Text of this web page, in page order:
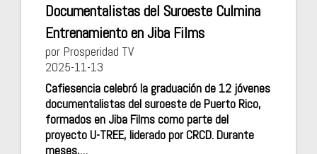
Documentalistas del Suroeste Culmina
Entrenamiento en Jiba Films
por Prosperidad TV
2025-11-13
Cafiesencia celebró la graduación de 12 jóvenes
documentalistas del suroeste de Puerto Rico,
formados en Jiba Films como parte del
proyecto U-TREE, liderado por CRCD. Durante
meses,…